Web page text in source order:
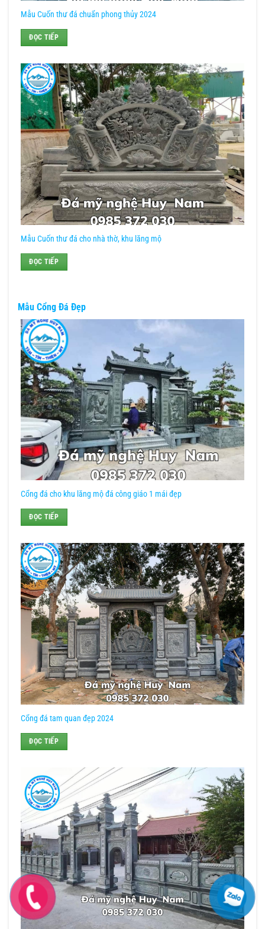
Mẫu Cuốn thư đá chuẩn phong thủy 2024
ĐỌC TIẾP
Mẫu Cuốn thư đá cho nhà thờ, khu lăng mộ
ĐỌC TIẾP
Mẫu Cổng Đá Đẹp
Cổng đá cho khu lăng mộ đá công giáo 1 mái đẹp
ĐỌC TIẾP
Cổng đá tam quan đẹp 2024
ĐỌC TIẾP